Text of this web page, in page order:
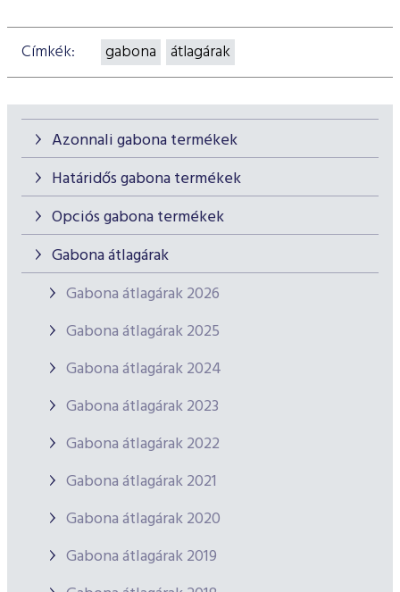
Azonnali gabona termékek
Határidős gabona termékek
Opciós gabona termékek
Gabona átlagárak
Gabona átlagárak 2026
Gabona átlagárak 2025
Gabona átlagárak 2024
Gabona átlagárak 2023
Gabona átlagárak 2022
Gabona átlagárak 2021
Gabona átlagárak 2020
Gabona átlagárak 2019
Címkék: gabona átlagárak